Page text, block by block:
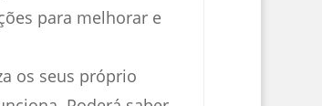
para melhorar e
os seus próprio